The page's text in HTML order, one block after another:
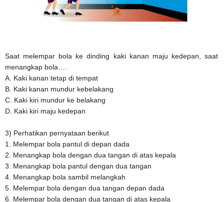
Saat melempar bola ke dinding kaki kanan maju kedepan, saat
menangkap bola….
A. Kaki kanan tetap di tempat
B. Kaki kanan mundur kebelakang
C. Kaki kiri mundur ke belakang
D. Kaki kiri maju kedepan
3) Perhatikan pernyataan berikut
1. Melempar bola pantul di depan dada
2. Menangkap bola dengan dua tangan di atas kepala
3. Menangkap bola pantul dengan dua tangan
4. Menangkap bola sambil melangkah
5. Melempar bola dengan dua tangan depan dada
6. Melempar bola dengan dua tangan di atas kepala